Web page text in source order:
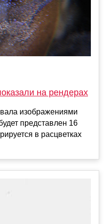
на рендерах
изображениями
представлен 16
в расцветках